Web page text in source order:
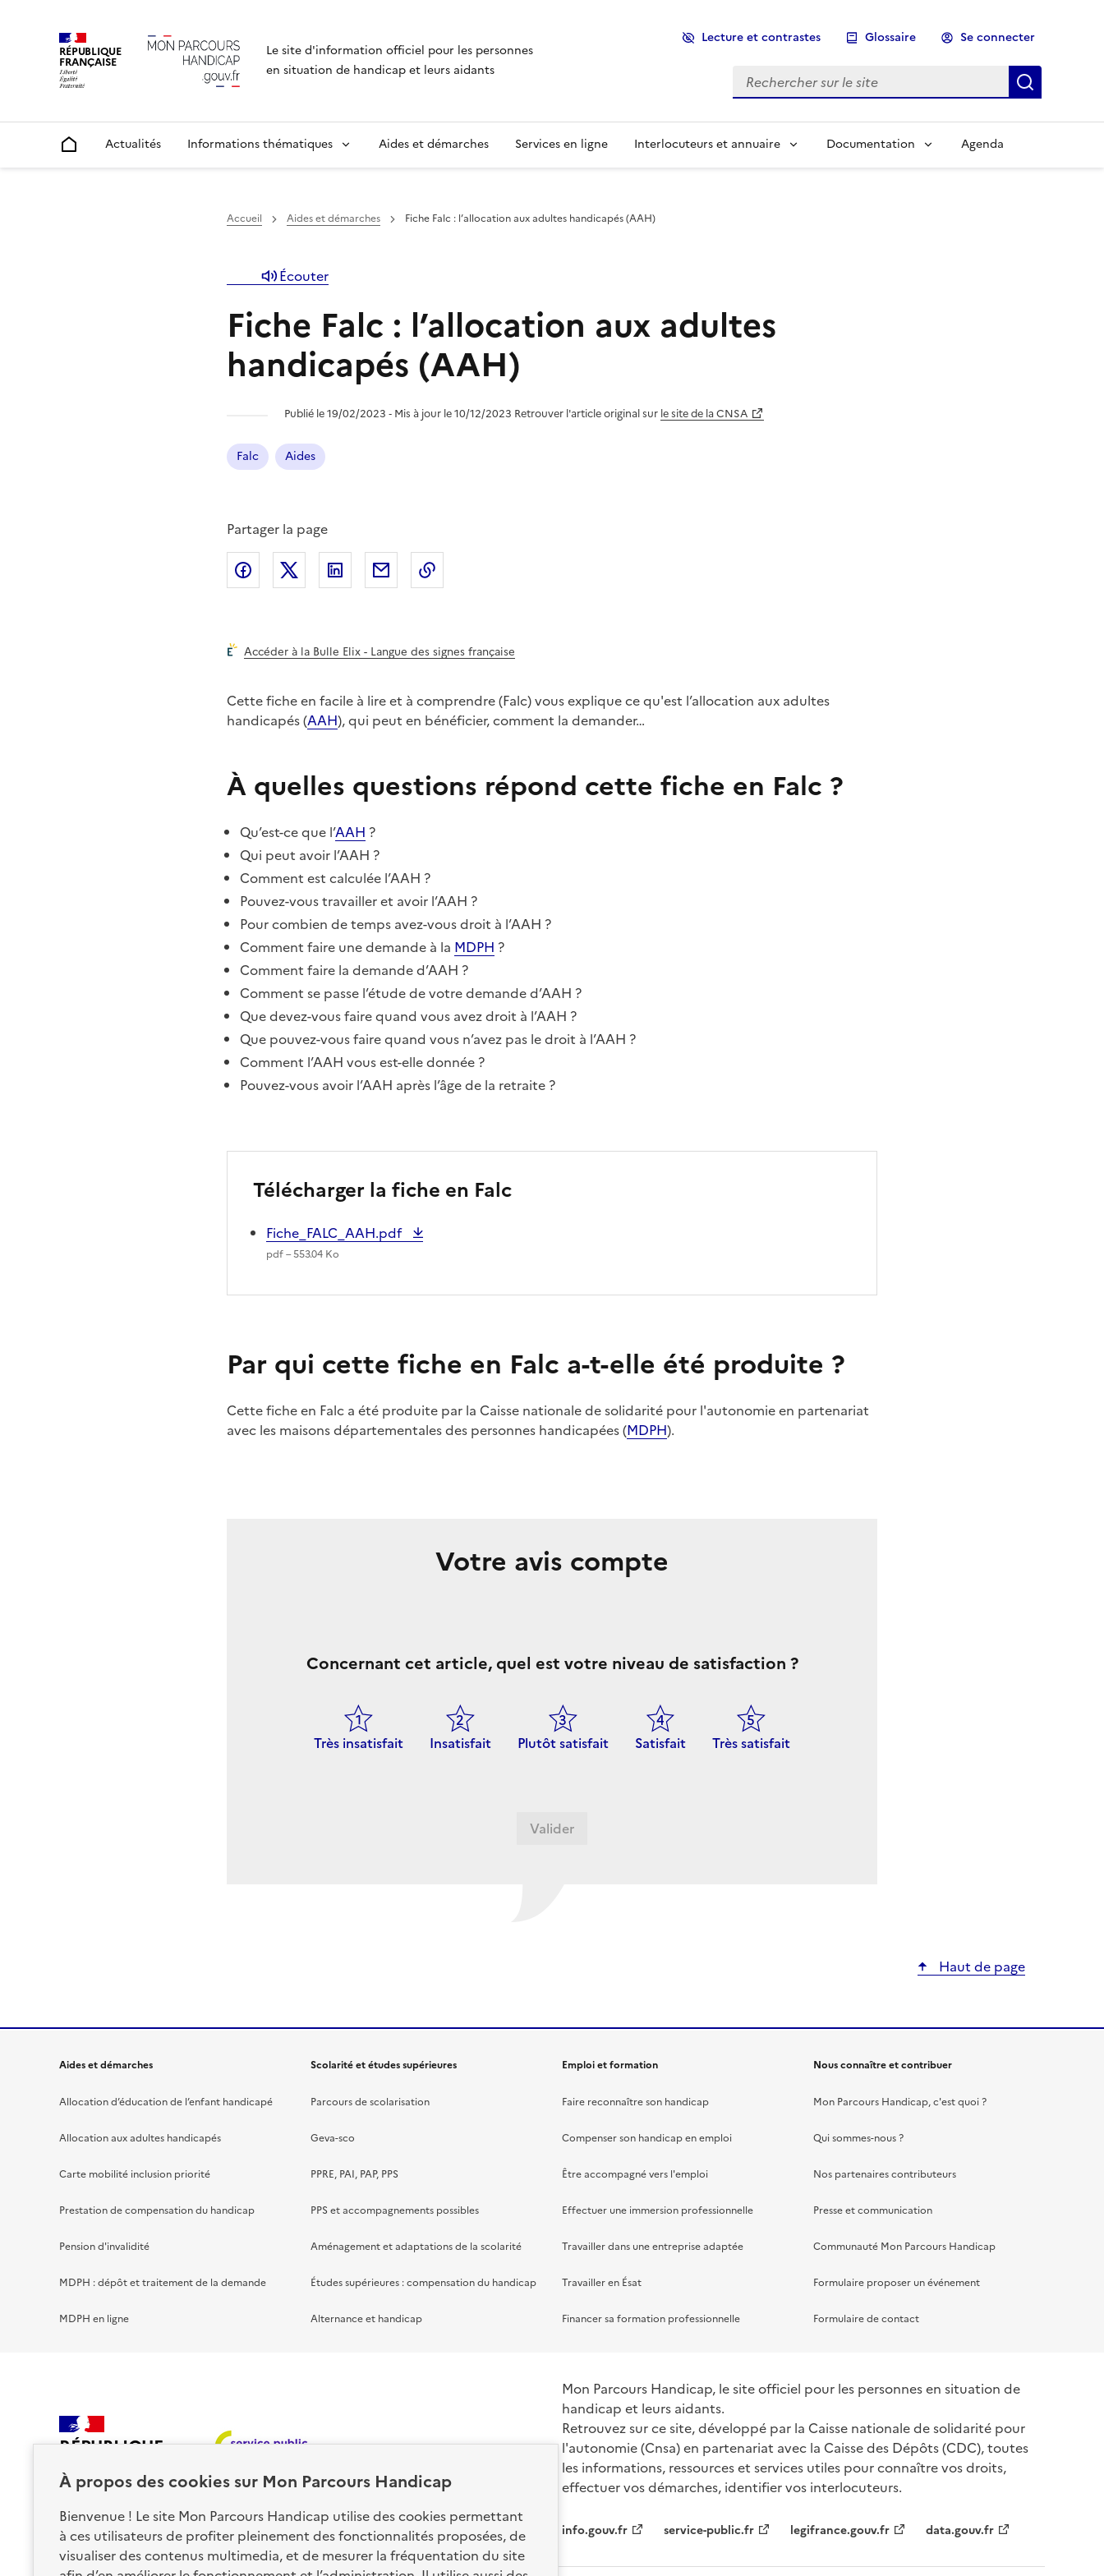
À propos des cookies sur Mon Parcours Handicap
Bienvenue ! Le site Mon Parcours Handicap utilise des cookies permettant
à ces utilisateurs de profiter pleinement des fonctionnalités proposées, de
visualiser des contenus multimedia, et de mesurer la fréquentation du site
RÉPUBLIQUE
FRANÇAISE
Le site d'information officiel pour les personnes
en situation de handicap et leurs aidants
Lecture et contrastes Glossaire Se connecter
Rechercher sur le site
Accueil Actualités Informations thématiques Aides et démarches Services en ligne Interlocuteurs et annuaire Documentation Agenda
Accueil Aides et démarches Fiche Falc : l’allocation aux adultes handicapés (AAH)
Écouter
Fiche Falc : l’allocation aux adultes
handicapés (AAH)
Publié le 19/02/2023 ‐ Mis à jour le 10/12/2023 Retrouver l'article original sur le site de la CNSA
Falc Aides
Partager la page
Partager l'article surFacebook
Partager l'article sur X (anciennement
Partager l'article sur
Partager l'article par courriel
Accéder à la Bulle Elix - Langue des signes française
Cette fiche en facile à lire et à comprendre (Falc) vous explique ce qu'est l’allocation aux adultes
handicapés (AAH), qui peut en bénéficier, comment la demander…
À quelles questions répond cette fiche en Falc ?
Qu’est-ce que l’AAH ?
Qui peut avoir l’AAH ?
Comment est calculée l’AAH ?
Pouvez-vous travailler et avoir l’AAH ?
Pour combien de temps avez-vous droit à l’AAH ?
Comment faire une demande à la MDPH ?
Comment faire la demande d’AAH ?
Comment se passe l’étude de votre demande d’AAH ?
Que devez-vous faire quand vous avez droit à l’AAH ?
Que pouvez-vous faire quand vous n’avez pas le droit à l’AAH ?
Comment l’AAH vous est-elle donnée ?
Pouvez-vous avoir l’AAH après l’âge de la retraite ?
Télécharger la fiche en Falc
Fiche_FALC_AAH.pdf
pdf – 553.04 Ko
Par qui cette fiche en Falc a-t-elle été produite ?
Cette fiche en Falc a été produite par la Caisse nationale de solidarité pour l'autonomie en partenariat
avec les maisons départementales des personnes handicapées (MDPH).
Votre avis compte
Concernant cet article, quel est votre niveau de satisfaction ?
Très insatisfait Insatisfait Plutôt satisfait Satisfait Très satisfait
Haut de page
Aides et démarches
Allocation d’éducation de l’enfant handicapé
Allocation aux adultes handicapés
Carte mobilité inclusion priorité
Prestation de compensation du handicap
Pension d'invalidité
MDPH : dépôt et traitement de la demande
MDPH en ligne
Scolarité et études supérieures
Parcours de scolarisation
Geva-sco
PPRE, PAI, PAP, PPS
PPS et accompagnements possibles
Aménagement et adaptations de la scolarité
Études supérieures : compensation du handicap
Alternance et handicap
Emploi et formation
Faire reconnaître son handicap
Compenser son handicap en emploi
Être accompagné vers l'emploi
Effectuer une immersion professionnelle
Travailler dans une entreprise adaptée
Travailler en Ésat
Financer sa formation professionnelle
Nous connaître et contribuer
Mon Parcours Handicap, c'est quoi ?
Qui sommes-nous ?
Nos partenaires contributeurs
Presse et communication
Communauté Mon Parcours Handicap
Formulaire proposer un événement
Formulaire de contact
RÉPUBLIQUE
Mon Parcours Handicap, le site officiel pour les personnes en situation de
handicap et leurs aidants.
Retrouvez sur ce site, développé par la Caisse nationale de solidarité pour
l'autonomie (Cnsa) en partenariat avec la Caisse des Dépôts (CDC), toutes
les informations, ressources et services utiles pour connaître vos droits,
effectuer vos démarches, identifier vos interlocuteurs.
Nos sites partenaires
info.gouv.fr service-public.fr legifrance.gouv.fr data.gouv.fr